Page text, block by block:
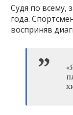
Судя по всему,
года.
восприняв